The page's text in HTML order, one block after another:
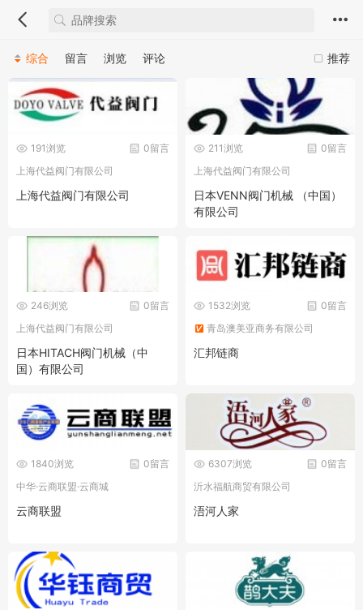
推荐
综合 留言 浏览 评论
0留言
191浏览
上海代益阀门有限公司
上海代益阀门有限公司
0留言
211浏览
上海代益阀门有限公司
日本VENN阀门机械 （中国）
有限公司
0留言
246浏览
上海代益阀门有限公司
日本HITACH阀门机械（中
国）有限公司
0留言
1532浏览
青岛澳美亚商务有限公司
汇邦链商
0留言
1840浏览
中华·云商联盟·云商城
云商联盟
0留言
6307浏览
沂水福航商贸有限公司
浯河人家